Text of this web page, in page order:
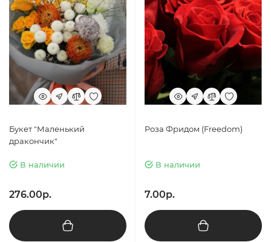
Букет "Маленький
дракончик"
В наличии
276.00р.
Роза Фридом (Freedom)
В наличии
7.00р.